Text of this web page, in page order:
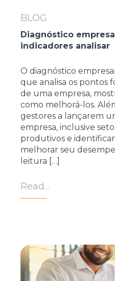
BLOG
Diagnóstico
indicadores analisar
O diagnóstico
que analisa os pontos
de uma empresa,
como melhorá-los.
gestores a lançarem
empresa, inclusive
produtivos e
melhorar seu
leitura […]
Read...